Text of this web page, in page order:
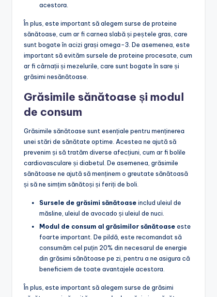
acestora.
În plus, este important să alegem surse de proteine
sănătoase, cum ar fi carnea slabă și peștele gras, care
sunt bogate în acizi grași omega-3. De asemenea, este
important să evităm sursele de proteine procesate, cum
ar fi cârnații și mezelurile, care sunt bogate în sare și
grăsimi nesănătoase.
Grăsimile sănătoase și modul
de consum
Grăsimile sănătoase sunt esențiale pentru menținerea
unei stări de sănătate optime. Acestea ne ajută să
prevenim și să tratăm diverse afecțiuni, cum ar fi bolile
cardiovasculare și diabetul. De asemenea, grăsimile
sănătoase ne ajută să menținem o greutate sănătoasă
și să ne simțim sănătoși și feriți de boli.
Sursele de grăsimi sănătoase includ uleiul de
măsline, uleiul de avocado și uleiul de nuci.
Modul de consum al grăsimilor sănătoase este
foarte important. De pildă, este recomandat să
consumăm cel puțin 20% din necesarul de energie
din grăsimi sănătoase pe zi, pentru a ne asigura că
beneficiem de toate avantajele acestora.
În plus, este important să alegem surse de grăsimi